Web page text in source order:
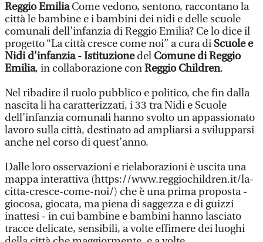
Reggio EmiliaCome vedono, sentono, raccontano la
città le bambine e i bambini dei nidi e delle scuole
comunali dell’infanzia di Reggio Emilia? Ce lo dice il
progetto “La città cresce come noi” a cura di Scuole e
Nidi d'infanzia - Istituzionedel Comune di Reggio
Emilia, in collaborazione conReggio Children.
Nel ribadire il ruolo pubblico e politico, che fin dalla
nascita li ha caratterizzati, i 33 tra Nidi e Scuole
dell’infanzia comunali hanno svolto un appassionato
lavoro sulla città, destinato ad ampliarsi a svilupparsi
anche nel corso di quest’anno.
Dalle loro osservazioni e rielaborazioni è uscita una
mappa interattiva (https://www.reggiochildren.it/la-
citta-cresce-come-noi/) che è una prima proposta -
giocosa, giocata, ma piena di saggezza e di guizzi
inattesi - in cui bambine e bambini hanno lasciato
tracce delicate, sensibili, a volte effimere dei luoghi